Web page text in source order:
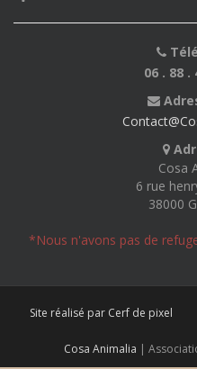
06 . 88 .
Cosa
6 rue
38000
*Nous n'avons pas de
Site réalisé par Cerf de pixel
Cosa Animalia |